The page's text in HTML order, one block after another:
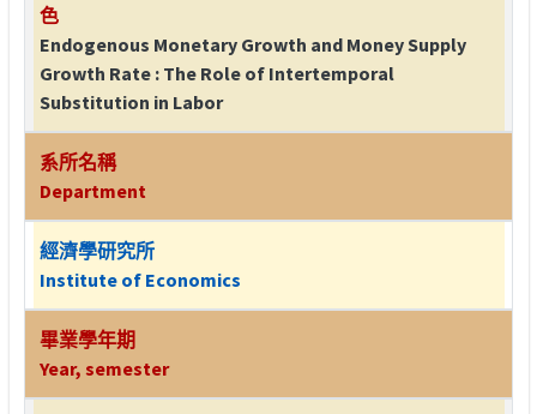
色
Endogenous Monetary Growth and Money Supply
Growth Rate : The Role of Intertemporal
Substitution in Labor
系所名稱
Department
經濟學研究所
Institute of Economics
畢業學年期
Year, semester